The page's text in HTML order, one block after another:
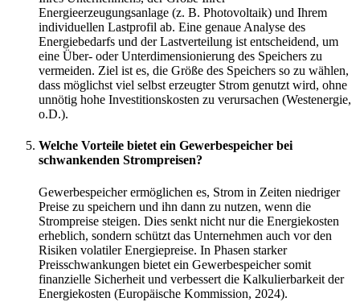
Energieerzeugungsanlage (z. B. Photovoltaik) und Ihrem
individuellen Lastprofil ab. Eine genaue Analyse des
Energiebedarfs und der Lastverteilung ist entscheidend, um
eine Über- oder Unterdimensionierung des Speichers zu
vermeiden. Ziel ist es, die Größe des Speichers so zu wählen,
dass möglichst viel selbst erzeugter Strom genutzt wird, ohne
unnötig hohe Investitionskosten zu verursachen (Westenergie,
o.D.).
Welche Vorteile bietet ein Gewerbespeicher bei
schwankenden Strompreisen?
Gewerbespeicher ermöglichen es, Strom in Zeiten niedriger
Preise zu speichern und ihn dann zu nutzen, wenn die
Strompreise steigen. Dies senkt nicht nur die Energiekosten
erheblich, sondern schützt das Unternehmen auch vor den
Risiken volatiler Energiepreise. In Phasen starker
Preisschwankungen bietet ein Gewerbespeicher somit
finanzielle Sicherheit und verbessert die Kalkulierbarkeit der
Energiekosten (Europäische Kommission, 2024).